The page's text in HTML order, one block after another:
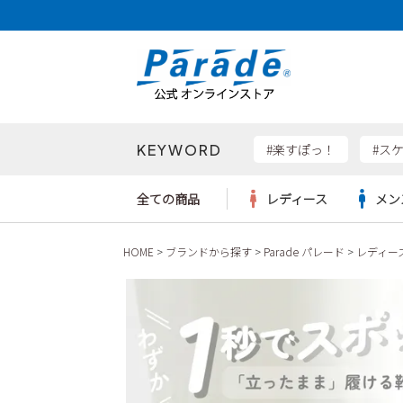
KEYWORD #楽すぽっ！ #ス
検索
全ての商品 レディース
サンダル
パンプス
スニーカー
ワー
ブーツ
ウェア
メ
サンダル
スニーカー
ビジネス・ドレスシューズ
サンダル
スニーカー
スクール
new
asics
瞬足
レディース新入荷
キッズ新入荷
レディースSALE
キッズSALE
リュック
ハンドバッグ
ビジネスバッグ
ショ
財布
ケア用品
HOME ブランドから探す Parade パレード レディー